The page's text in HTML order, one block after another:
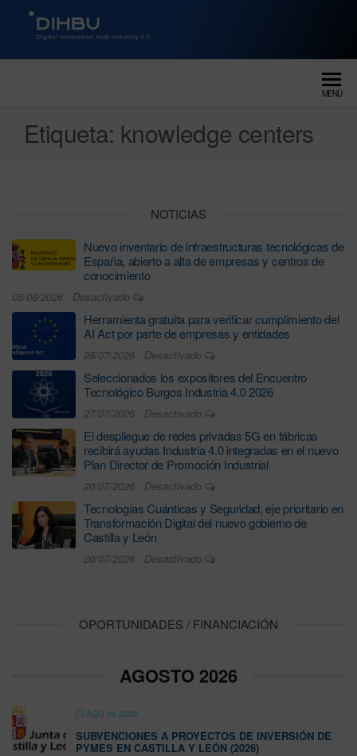
DIGITAL INNOVATION HUB
MENÚ
Etiqueta: knowledge centers
NOTICIAS
Nuevo inventario de infraestructuras tecnológicas de
España, abierto a alta de empresas y centros de
conocimiento
05/08/2026 Desactivado
Herramienta gratuita para verificar cumplimiento del
AI Act por parte de empresas y entidades
28/07/2026 Desactivado
Seleccionados los expositores del Encuentro
Tecnológico Burgos Industria 4.0 2026
27/07/2026 Desactivado
El despliegue de redes privadas 5G en fábricas
recibirá ayudas Industria 4.0 integradas en el nuevo
Plan Director de Promoción Industrial
20/07/2026 Desactivado
Tecnologías Cuánticas y Seguridad, eje prioritario en
Transformación Digital del nuevo gobierno de
Castilla y León
20/07/2026 Desactivado
OPORTUNIDADES / FINANCIACIÓN
AGOSTO 2026
AGO 06 2026
SUBVENCIONES A PROYECTOS DE INVERSIÓN DE
PYMES EN CASTILLA Y LEÓN (2026)